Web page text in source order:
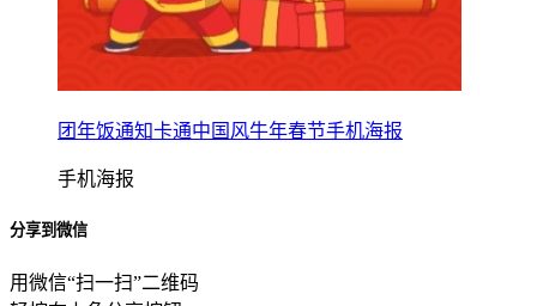
团年饭通知卡通中国风牛年春节手机海报
手机海报
分享到微信
用微信“扫一扫”二维码